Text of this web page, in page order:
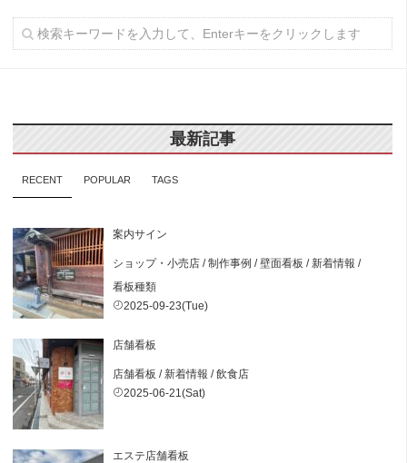
最新記事
RECENT POPULAR TAGS
案内サイン
ショップ・小売店 /制作事例 /壁面看板 /新着情報 /
看板種類
2025-09-23(Tue)
店舗看板
店舗看板 /新着情報 /飲食店
2025-06-21(Sat)
エステ店舗看板